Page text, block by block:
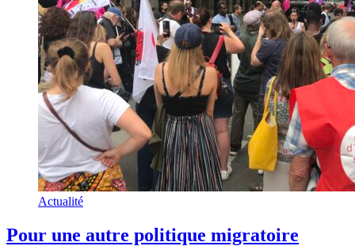
Actualité
Pour une autre politique migratoire